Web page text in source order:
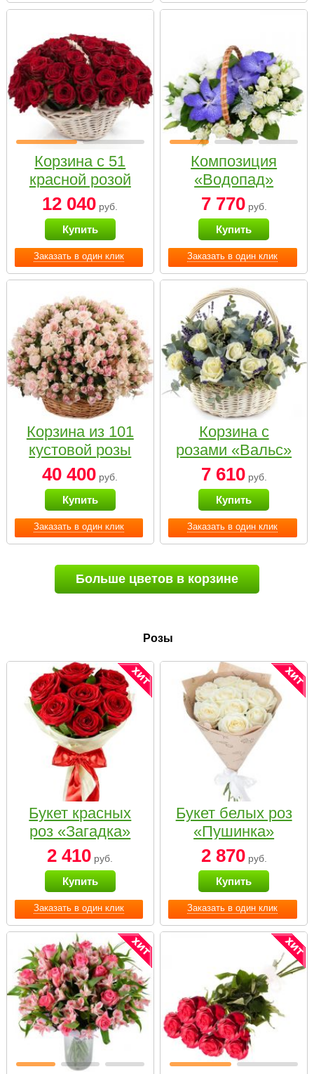
Заказать в один клик
Корзина с 51
красной розой
12 040 руб.
Купить
Заказать в один клик
Композиция
«Водопад»
7 770руб.
Купить
Заказать в один клик
Корзина из 101
кустовой розы
нежных тонов
40 400 руб.
Купить
Заказать в один клик
Корзина с
розами «Вальс»
7 610руб.
Купить
Больше цветов в корзине
Розы
Заказать в один клик
Букет красных
роз «Загадка»
2 410 руб.
Купить
Заказать в один клик
Букет белых роз
«Пушинка»
2 870руб.
Купить